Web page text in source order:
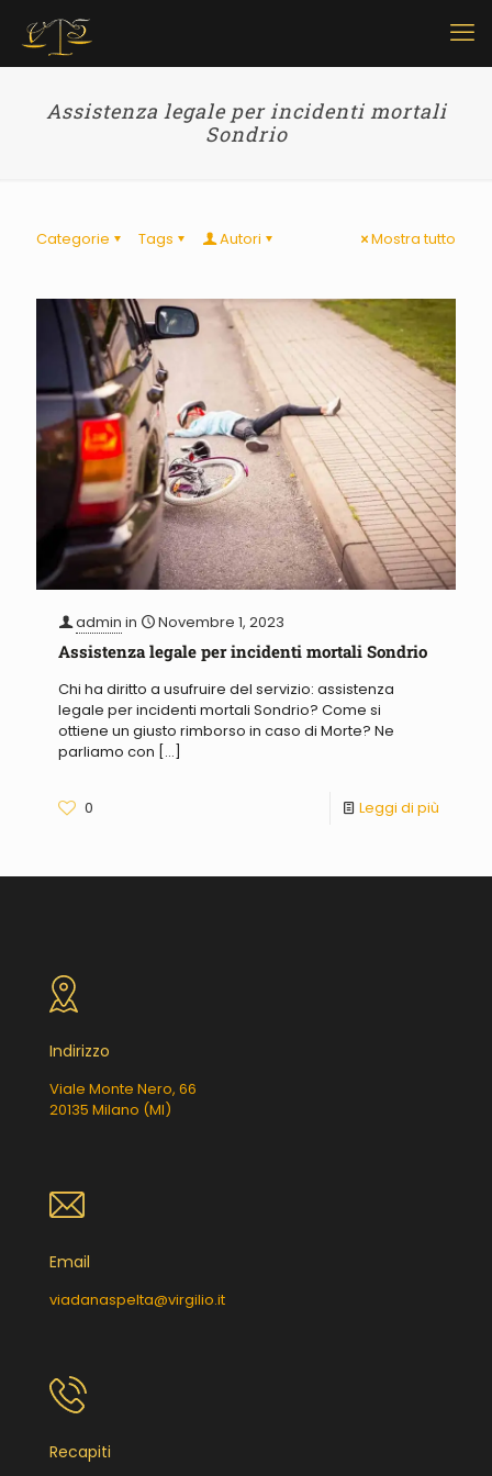
Assistenza legale per incidenti mortali
Sondrio
Categorie Tags Autori Mostra tutto
admin in Novembre 1, 2023
Assistenza legale per incidenti mortali Sondrio
Chi ha diritto a usufruire del servizio: assistenza
legale per incidenti mortali Sondrio? Come si
ottiene un giusto rimborso in caso di Morte? Ne
parliamo con […]
0 Leggi di più
Indirizzo
Viale Monte Nero, 66
20135 Milano (MI)
Email
viadanaspelta@virgilio.it
Recapiti